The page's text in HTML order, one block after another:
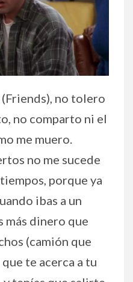
(Friends), no tolero
no comparto ni el
me muero.
no me sucede
porque ya
ibas a un
más dinero que
(camión que
te acerca a tu